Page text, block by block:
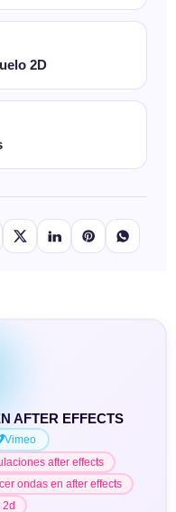
2D
AFTER EFFECTS
Vimeo
after effects
ondas en after effects